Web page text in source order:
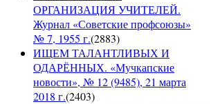
ОРГАНИЗАЦИЯ УЧИТЕЛЕЙ.
Журнал «Советские профсоюзы»
№ 7, 1955 г.(2883)
ИЩЕМ ТАЛАНТЛИВЫХ И
ОДАРЁННЫХ. «Мучкапские
новости», № 12 (9485), 21 марта
2018 г.(2403)